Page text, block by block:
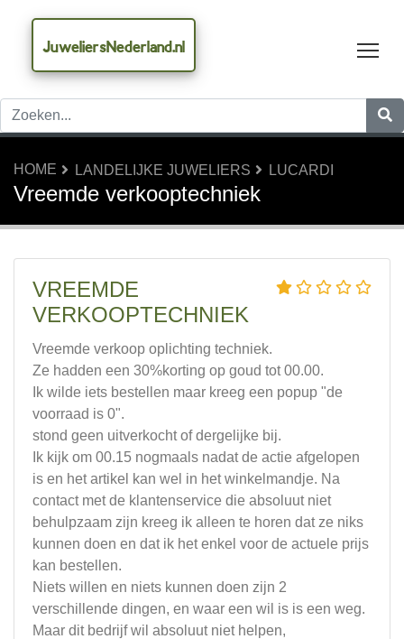
JuweliersNederland.nl
HOME LANDELIJKE JUWELIERS LUCARDI
Vreemde verkooptechniek
VREEMDE
VERKOOPTECHNIEK
Vreemde verkoop oplichting techniek.
Ze hadden een 30%korting op goud tot 00.00.
Ik wilde iets bestellen maar kreeg een popup "de
voorraad is 0".
stond geen uitverkocht of dergelijke bij.
Ik kijk om 00.15 nogmaals nadat de actie afgelopen
is en het artikel kan wel in het winkelmandje. Na
contact met de klantenservice die absoluut niet
behulpzaam zijn kreeg ik alleen te horen dat ze niks
kunnen doen en dat ik het enkel voor de actuele prijs
kan bestellen.
Niets willen en niets kunnen doen zijn 2
verschillende dingen, en waar een wil is is een weg.
Maar dit bedrijf wil absoluut niet helpen,